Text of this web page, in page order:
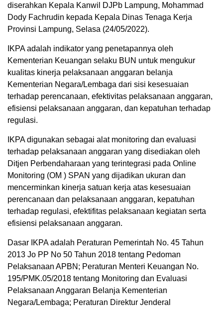
diserahkan Kepala Kanwil DJPb Lampung, Mohammad
Dody Fachrudin kepada Kepala Dinas Tenaga Kerja
Provinsi Lampung, Selasa (24/05/2022).
IKPA adalah indikator yang penetapannya oleh
Kementerian Keuangan selaku BUN untuk mengukur
kualitas kinerja pelaksanaan anggaran belanja
Kementerian Negara/Lembaga dari sisi kesesuaian
terhadap perencanaan, efektivitas pelaksanaan anggaran,
efisiensi pelaksanaan anggaran, dan kepatuhan terhadap
regulasi.
IKPA digunakan sebagai alat monitoring dan evaluasi
terhadap pelaksanaan anggaran yang disediakan oleh
Ditjen Perbendaharaan yang terintegrasi pada Online
Monitoring (OM ) SPAN yang dijadikan ukuran dan
mencerminkan kinerja satuan kerja atas kesesuaian
perencanaan dan pelaksanaan anggaran, kepatuhan
terhadap regulasi, efektifitas pelaksanaan kegiatan serta
efisiensi pelaksanaan anggaran.
Dasar IKPA adalah Peraturan Pemerintah No. 45 Tahun
2013 Jo PP No 50 Tahun 2018 tentang Pedoman
Pelaksanaan APBN; Peraturan Menteri Keuangan No.
195/PMK.05/2018 tentang Monitoring dan Evaluasi
Pelaksanaan Anggaran Belanja Kementerian
Negara/Lembaga; Peraturan Direktur Jenderal